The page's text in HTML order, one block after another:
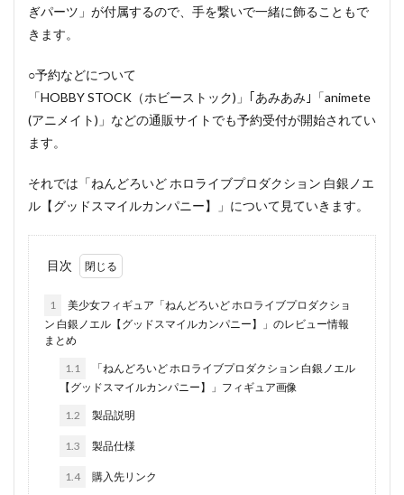
ぎパーツ」が付属するので、手を繋いで一緒に飾ることもで
きます。
○予約などについて
「HOBBY STOCK（ホビーストック)」｢あみあみ｣「animete
(アニメイト)」などの通販サイトでも予約受付が開始されてい
ます。
それでは「ねんどろいど ホロライブプロダクション 白銀ノエ
ル【グッドスマイルカンパニー】」について見ていきます。
目次
1
美少女フィギュア「ねんどろいど ホロライブプロダクショ
ン 白銀ノエル【グッドスマイルカンパニー】」のレビュー情報
まとめ
1.1
「ねんどろいど ホロライブプロダクション 白銀ノエル
【グッドスマイルカンパニー】」フィギュア画像
1.2 製品説明
1.3 製品仕様
1.4 購入先リンク